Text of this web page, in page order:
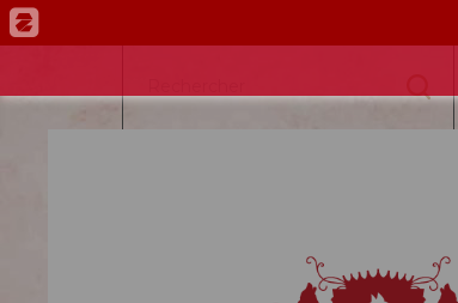
Ce site est réservé aux personnes de plus de